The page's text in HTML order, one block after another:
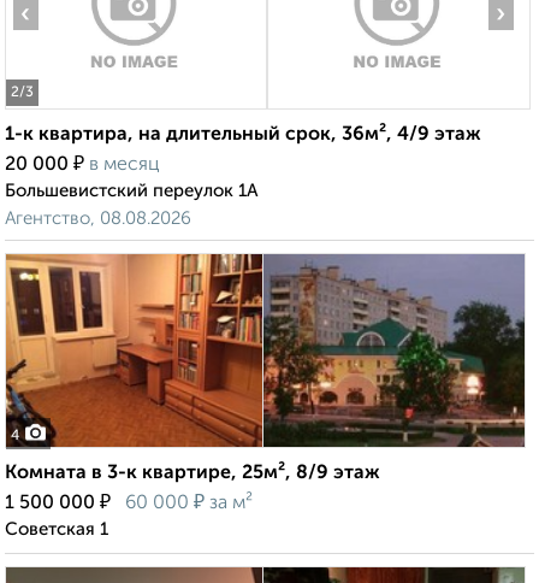
2/3
‹ ›
1-к квартира, на длительный срок, 36м², 4/9 этаж
20 000 ₽ в месяц
Большевистский переулок 1А
Агентство, 08.08.2026
4
Комната в 3-к квартире, 25м², 8/9 этаж
1 500 000 ₽ 60 000 ₽ за м²
Советская 1